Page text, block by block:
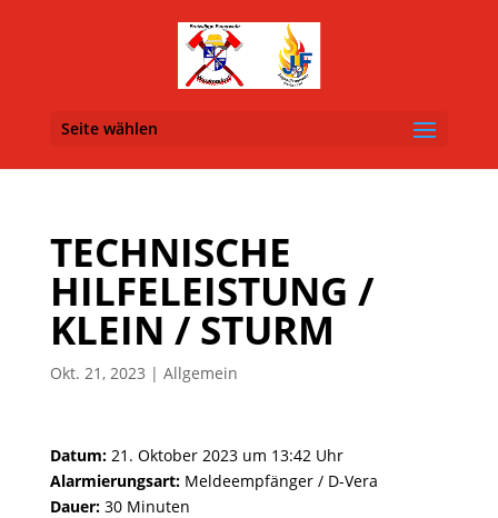
Seite wählen
TECHNISCHE
HILFELEISTUNG /
KLEIN / STURM
Okt. 21, 2023 | Allgemein
Datum:21. Oktober 2023 um 13:42 Uhr
Alarmierungsart:Meldeempfänger / D-Vera
Dauer:30 Minuten